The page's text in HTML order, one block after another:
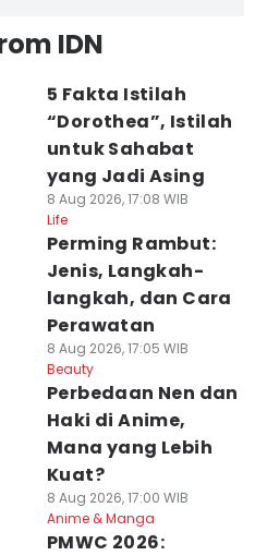
IDN
5 Fakta Istilah
“Dorothea”, Istilah
untuk Sahabat
yang Jadi Asing
8 Aug 2026, 17:08 WIB
Life
Perming Rambut:
Jenis, Langkah-
langkah, dan Cara
Perawatan
8 Aug 2026, 17:05 WIB
Beauty
Perbedaan Nen dan
Haki di Anime,
Mana yang Lebih
Kuat?
8 Aug 2026, 17:00 WIB
Anime & Manga
PMWC 2026: